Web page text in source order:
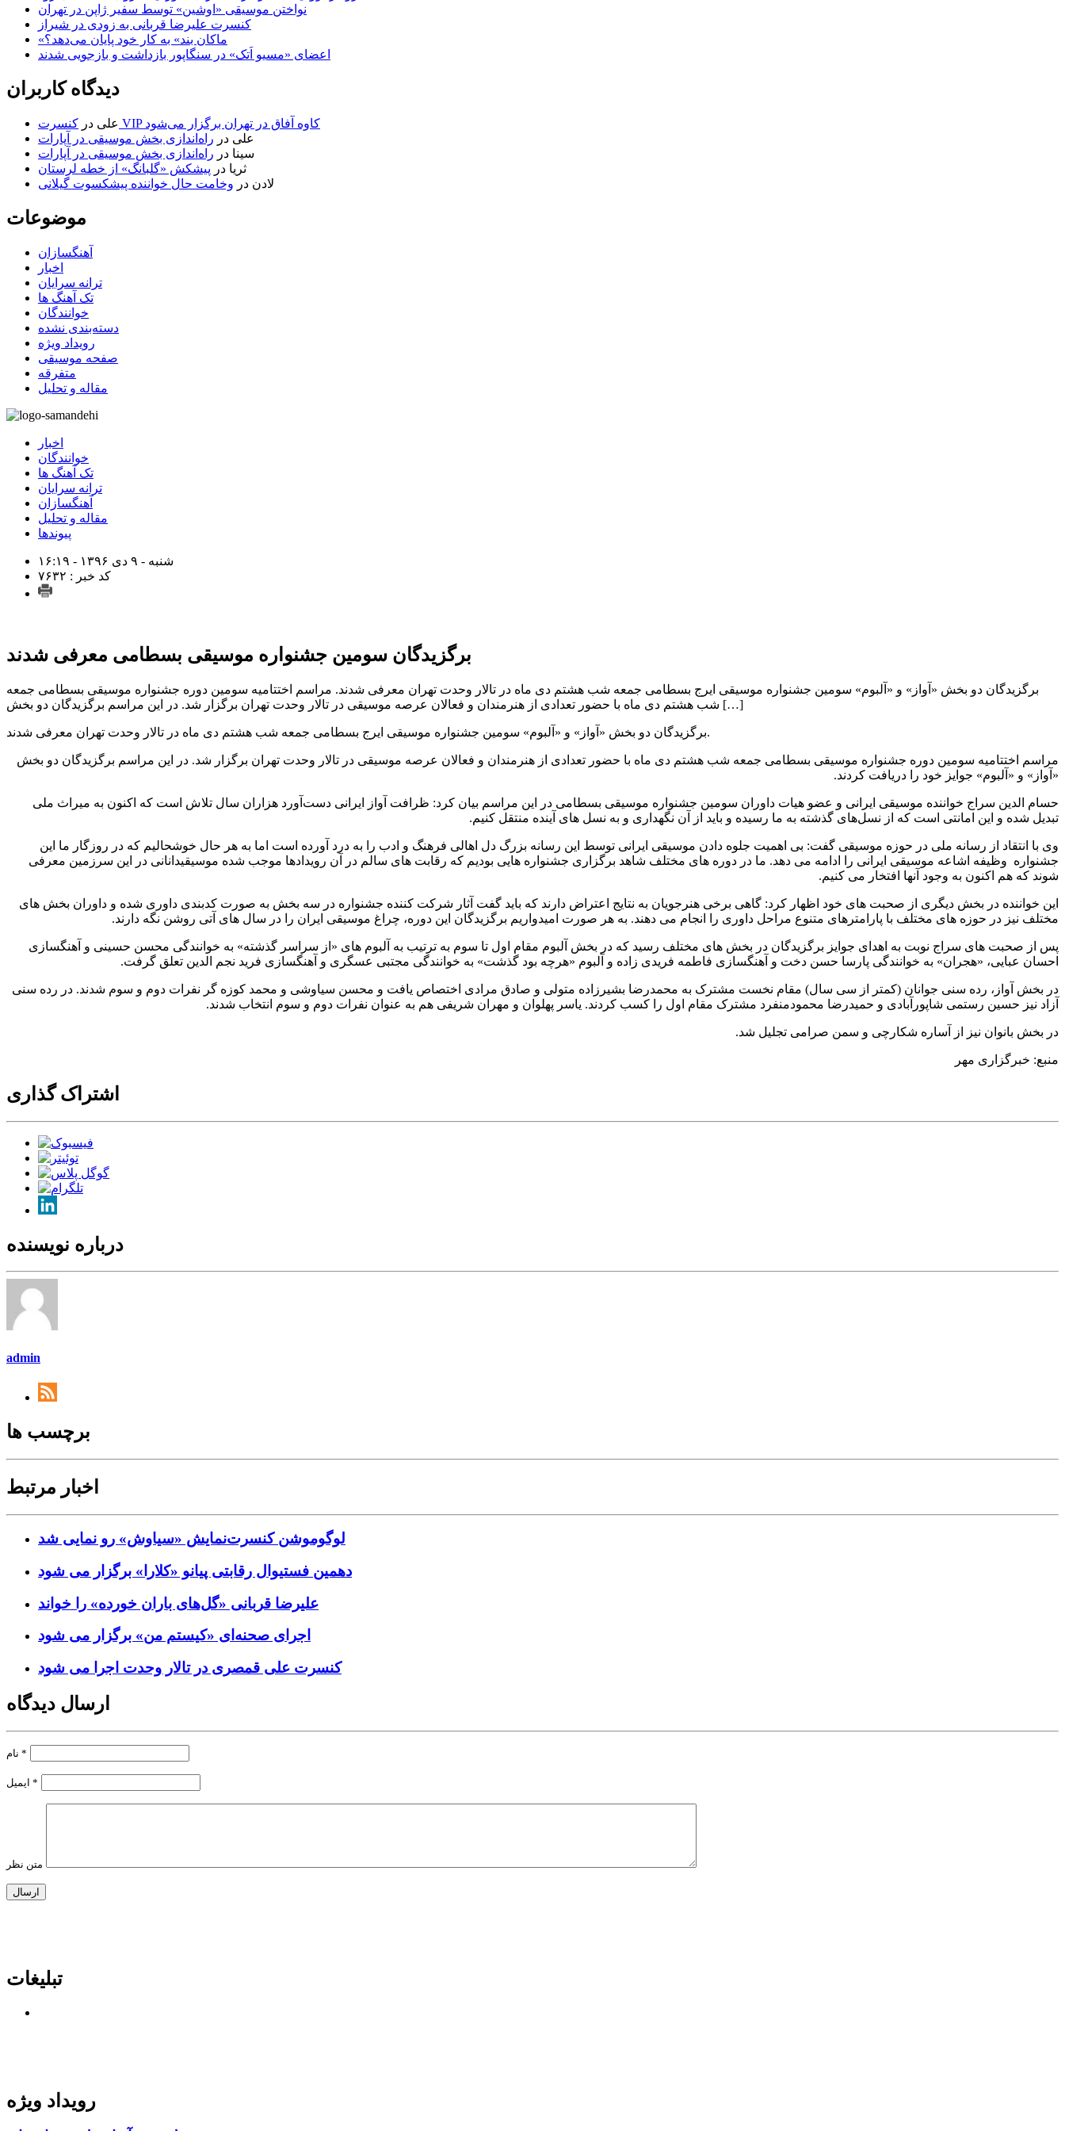
نواختن موسیقی «اوشین» توسط سفیر ژاپن در تهران
کنسرت علیرضا قربانی به زودی در شیراز
«ماکان بند» به کار خود پایان می‌دهد؟
اعضای «مسیو اَتک» در سنگاپور بازداشت و بازجویی شدند
دیدگاه کاربران
علی در
کنسرت VIP کاوه آفاق در تهران برگزار می‌شود
علی در راه‌اندازی بخش موسیقی در آپارات
سینا در راه‌اندازی بخش موسیقی در آپارات
ثریا در پیشکش «گلبانگ» از خطه لرستان
لادن در وخامت حال خواننده پیشکسوت گیلانی
موضوعات
آهنگسازان
اخبار
ترانه سرایان
تک آهنگ ها
خوانندگان
دسته‌بندی نشده
رویداد ویژه
صفحه موسیقی
متفرقه
مقاله و تحلیل
اخبار
خوانندگان
تک آهنگ ها
ترانه سرایان
آهنگسازان
مقاله و تحلیل
پیوندها
شنبه - ۹ دی ۱۳۹۶ - ۱۶:۱۹
کد خبر : ۷۶۳۲
برگزیدگان سومین جشنواره موسیقی بسطامی معرفی شدند
برگزیدگان دو بخش «آواز» و «آلبوم» سومین جشنواره موسیقی ایرج بسطامی جمعه شب هشتم دی ماه در تالار وحدت تهران معرفی شدند. مراسم اختتامیه سومین دوره جشنواره موسیقی بسطامی جمعه
شب هشتم دی ماه با حضور تعدادی از هنرمندان و فعالان عرصه موسیقی در تالار وحدت تهران برگزار شد. در این مراسم برگزیدگان دو بخش […]
برگزیدگان دو بخش «آواز» و «آلبوم» سومین جشنواره موسیقی ایرج بسطامی جمعه شب هشتم دی ماه در تالار وحدت تهران معرفی شدند.
مراسم اختتامیه سومین دوره جشنواره موسیقی بسطامی جمعه شب هشتم دی ماه با حضور تعدادی از هنرمندان و فعالان عرصه موسیقی در تالار وحدت تهران برگزار شد. در این مراسم برگزیدگان دو بخش
«آواز» و «آلبوم» جوایز خود را دریافت کردند.
حسام الدین سراج خواننده موسیقی ایرانی و عضو هیات داوران سومین جشنواره موسیقی بسطامی در این مراسم بیان کرد: ظرافت آواز ایرانی دست‌آورد هزاران سال تلاش است که اکنون به میراث ملی
تبدیل شده و این امانتی است که از نسل‌های گذشته به ما رسیده و باید از آن نگهداری و به نسل های آینده منتقل کنیم.
وی با انتقاد از رسانه ملی در حوزه موسیقی گفت: بی اهمیت جلوه دادن موسیقی ایرانی توسط این رسانه بزرگ دل اهالی فرهنگ و ادب را به درد آورده است اما به هر حال خوشحالیم که در روزگار ما این
جشنواره وظیفه اشاعه موسیقی ایرانی را ادامه می دهد. ما در دوره های مختلف شاهد برگزاری جشنواره هایی بودیم که رقابت های سالم در آن رویدادها موجب شده موسیقیدانانی در این سرزمین معرفی
شوند که هم اکنون به وجود آنها افتخار می کنیم.
این خواننده در بخش دیگری از صحبت های خود اظهار کرد: گاهی برخی هنرجویان به نتایج اعتراض دارند که باید گفت آثار شرکت کننده جشنواره در سه بخش به صورت کدبندی داوری شده و داوران بخش های
مختلف نیز در حوزه های مختلف با پارامترهای متنوع مراحل داوری را انجام می دهند. به هر صورت امیدواریم برگزیدگان این دوره، چراغ موسیقی ایران را در سال های آتی روشن نگه دارند.
پس از صحبت های سراج نوبت به اهدای جوایز برگزیدگان در بخش های مختلف رسید که در بخش آلبوم مقام اول تا سوم به ترتیب به آلبوم های «از سراسر گذشته» به خوانندگی محسن حسینی و آهنگسازی
احسان عبایی، «هجران» به خوانندگی پارسا حسن دخت و آهنگسازی فاطمه فریدی زاده و آلبوم «هرچه بود گذشت» به خوانندگی مجتبی عسگری و آهنگسازی فرید نجم الدین تعلق گرفت.
در بخش آواز، رده سنی جوانان (کمتر از سی سال) مقام نخست مشترک به محمدرضا بشیرزاده متولی و صادق مرادی اختصاص یافت و محسن سیاوشی و محمد کوزه گر نفرات دوم و سوم شدند. در رده سنی
آزاد نیز حسین رستمی شاپورآبادی و حمیدرضا محمودمنفرد مشترک مقام اول را کسب کردند. یاسر پهلوان و مهران شریفی هم به عنوان نفرات دوم و سوم انتخاب شدند.
در بخش بانوان نیز از آساره شکارچی و سمن صرامی تجلیل شد.
منبع: خبرگزاری مهر
اشتراک گذاری
درباره نویسنده
admin
برچسب ها
اخبار مرتبط
لوگوموشن کنسرت‌نمایش «سیاوش» رو نمایی شد
دهمین فستیوال رقابتی پیانو «کلارا» برگزار می شود
علیرضا قربانی «گل‌های باران خورده» را خواند
اجرای صحنه‌ای «کیستم من» برگزار می شود
کنسرت علی قمصری در تالار وحدت اجرا می شود
ارسال دیدگاه
*
*
متن نظر
تبلیغات
رویداد ویژه